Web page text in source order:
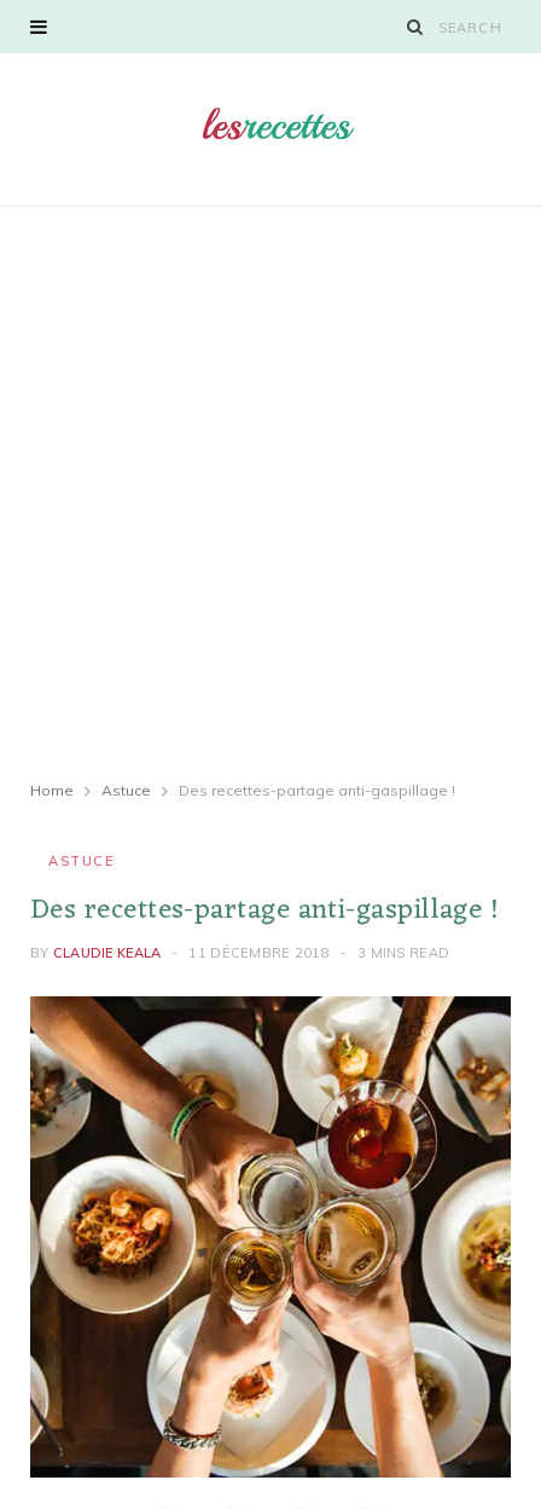
Home Astuce Des recettes-partage anti-gaspillage !
ASTUCE
Des recettes-partage anti-gaspillage !
BY CLAUDIE KEALA 11 DÉCEMBRE 2018 3 MINS READ